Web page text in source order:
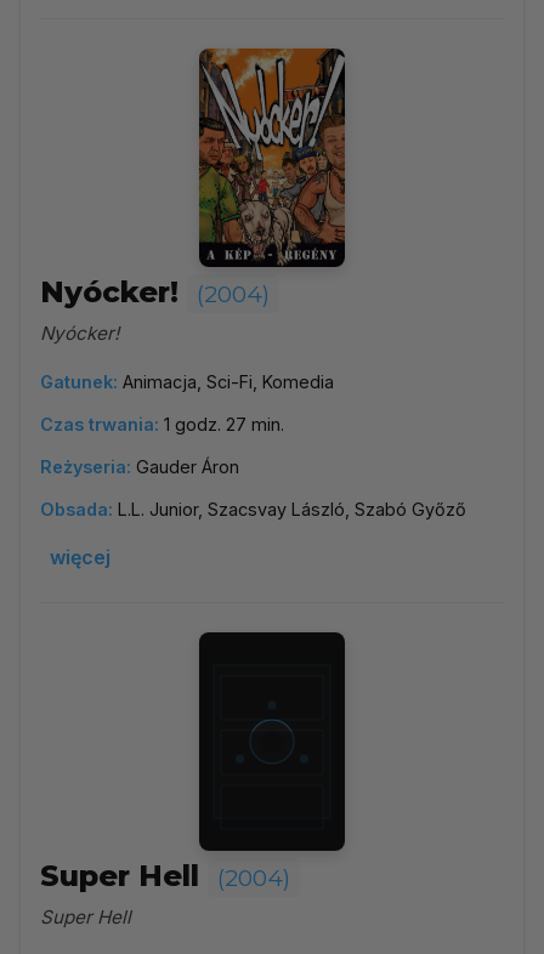
Nyócker! (2004)
Nyócker!
Gatunek: Animacja, Sci-Fi, Komedia
Czas trwania: 1 godz. 27 min.
Reżyseria: Gauder Áron
Obsada: L.L. Junior, Szacsvay László, Szabó Győző
więcej
Super Hell (2004)
Super Hell